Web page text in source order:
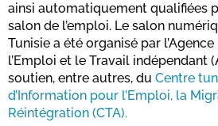
ainsi automatiquement qualifiées
salon de l’emploi. Le salon
Tunisie a été organisé par
l’Emploi et le Travail indépendant
soutien, entre autres, du Centre
d’Information pour l’Emploi, la
Réintégration (CTA).